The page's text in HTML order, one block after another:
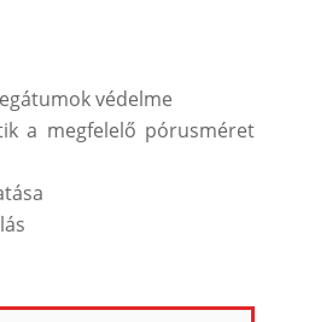
védelme
a megfelelő pórusméret